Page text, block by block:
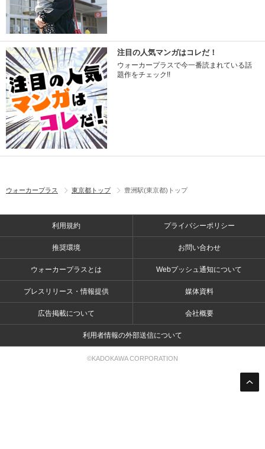
注目の人気マンガはコレだ！
ウォーカープラスで今一番読まれている話
題作をチェック!!
ウォーカープラス 東京都トップ 豊洲駅(東京都)トップ
利用規約 プライバシーポリシー
推奨環境 お問い合わせ
ウォーカープラスとは Webプッシュ通知について
プレスリリース・情報提供 媒体資料
広告掲載について 会社概要
利用者情報の外部送信について
©KADOKAWA CORPORATION